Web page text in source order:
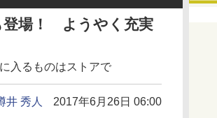
登場！ ようやく充実
入るものはストアで
井 秀人 2017年6月26日 06:00